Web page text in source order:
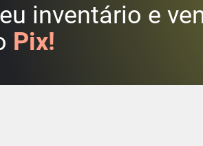
inventário e
Pix!